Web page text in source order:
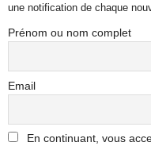
une notification de chaque
Prénom ou nom complet
Email
En continuant, vous